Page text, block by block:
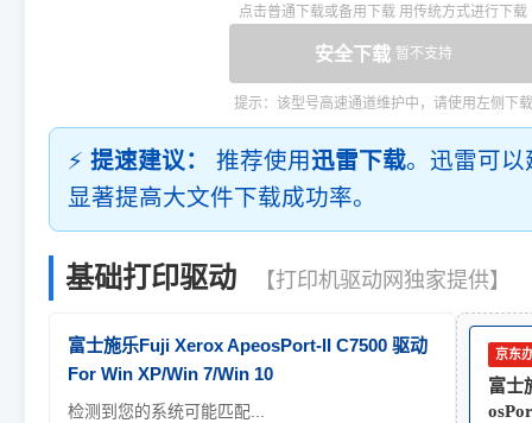
点击普通下载或备用下载 用传统方式进行下载
安全下载 暂不支持
提示：该型号高速通道维护中，请使用左侧下载
⚡ 提速建议： 推荐使用迅雷下载。迅雷可
显著提高大文件下载成功率。
基础打印驱动 【打印机驱动网独家提供】
富士施乐Fuji Xerox ApeosPort-II C7500 驱动
For Win XP/Win 7/Win 10
检测到您的系统可能匹配...
京东
富士